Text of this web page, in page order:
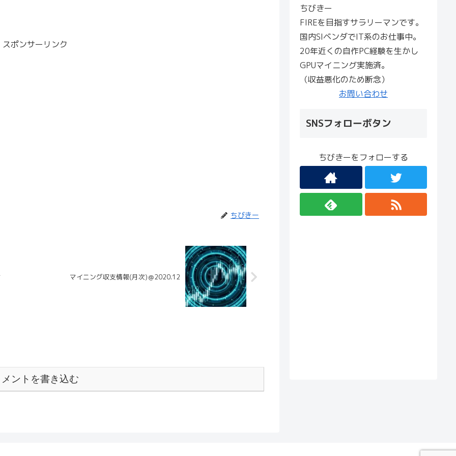
スポンサーリンク
ちびきー
マイニング収支情報(月次)＠2020.12
メントを書き込む
ちびきー
FIREを目指すサラリーマンです。
国内SIベンダでIT系のお仕事中。
20年近くの自作PC経験を生かし
GPUマイニング実施済。
（収益悪化のため断念）
お問い合わせ
SNSフォローボタン
ちびきーをフォローする